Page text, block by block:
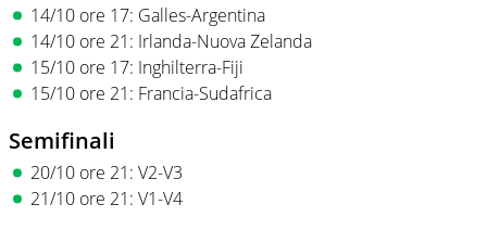
14/10 ore 17: Galles-Argentina
14/10 ore 21: Irlanda-Nuova Zelanda
15/10 ore 17: Inghilterra-Fiji
15/10 ore 21: Francia-Sudafrica
Semifinali
20/10 ore 21: V2-V3
21/10 ore 21: V1-V4